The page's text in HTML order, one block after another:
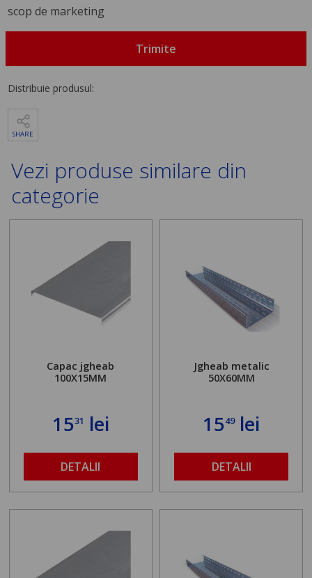
scop de marketing
Trimite
Distribuie produsul:
SHARE
Vezi produse similare din
categorie
Capac jgheab
100X15MM
1531 lei
DETALII
Jgheab metalic
50X60MM
1549lei
DETALII